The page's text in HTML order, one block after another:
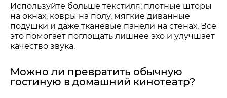
Используйте больше текстиля: плотные шторы
на окнах, ковры на полу, мягкие диванные
подушки и даже тканевые панели на стенах. Все
это помогает поглощать лишнее эхо и улучшает
качество звука.
Можно ли превратить обычную
гостиную в домашний кинотеатр?